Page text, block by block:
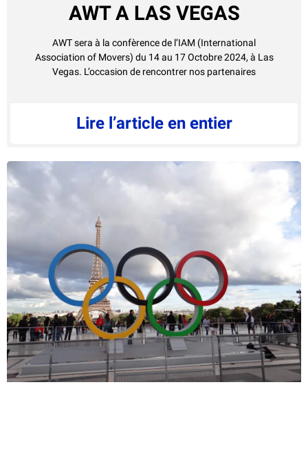
AWT A LAS VEGAS
AWT sera à la confèrence de l’IAM (International
Association of Movers) du 14 au 17 Octobre 2024, à Las
Vegas. L’occasion de rencontrer nos partenaires
Lire l’article en entier